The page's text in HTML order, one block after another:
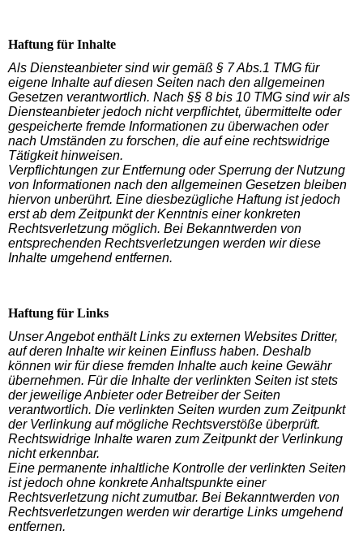
Haftung für Inhalte
Als Diensteanbieter sind wir gemäß § 7 Abs.1 TMG für
eigene Inhalte auf diesen Seiten nach den allgemeinen
Gesetzen verantwortlich. Nach §§ 8 bis 10 TMG sind wir als
Diensteanbieter jedoch nicht verpflichtet, übermittelte oder
gespeicherte fremde Informationen zu überwachen oder
nach Umständen zu forschen, die auf eine rechtswidrige
Tätigkeit hinweisen.
Verpflichtungen zur Entfernung oder Sperrung der Nutzung
von Informationen nach den allgemeinen Gesetzen bleiben
hiervon unberührt. Eine diesbezügliche Haftung ist jedoch
erst ab dem Zeitpunkt der Kenntnis einer konkreten
Rechtsverletzung möglich. Bei Bekanntwerden von
entsprechenden Rechtsverletzungen werden wir diese
Inhalte umgehend entfernen.
Haftung für Links
Unser Angebot enthält Links zu externen Websites Dritter,
auf deren Inhalte wir keinen Einfluss haben. Deshalb
können wir für diese fremden Inhalte auch keine Gewähr
übernehmen. Für die Inhalte der verlinkten Seiten ist stets
der jeweilige Anbieter oder Betreiber der Seiten
verantwortlich. Die verlinkten Seiten wurden zum Zeitpunkt
der Verlinkung auf mögliche Rechtsverstöße überprüft.
Rechtswidrige Inhalte waren zum Zeitpunkt der Verlinkung
nicht erkennbar.
Eine permanente inhaltliche Kontrolle der verlinkten Seiten
ist jedoch ohne konkrete Anhaltspunkte einer
Rechtsverletzung nicht zumutbar. Bei Bekanntwerden von
Rechtsverletzungen werden wir derartige Links umgehend
entfernen.